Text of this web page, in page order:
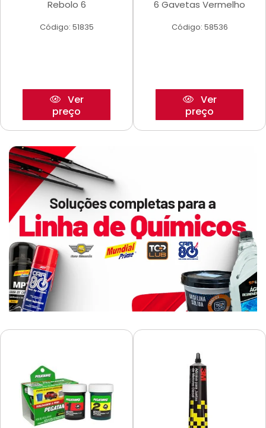
Rebolo 6
Código: 51835
Ver
preço
6 Gavetas Vermelho
Código: 58536
Ver
preço